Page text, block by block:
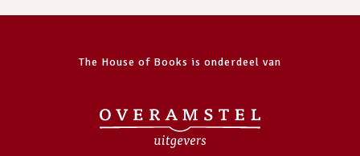
The House of Books is onderdeel van